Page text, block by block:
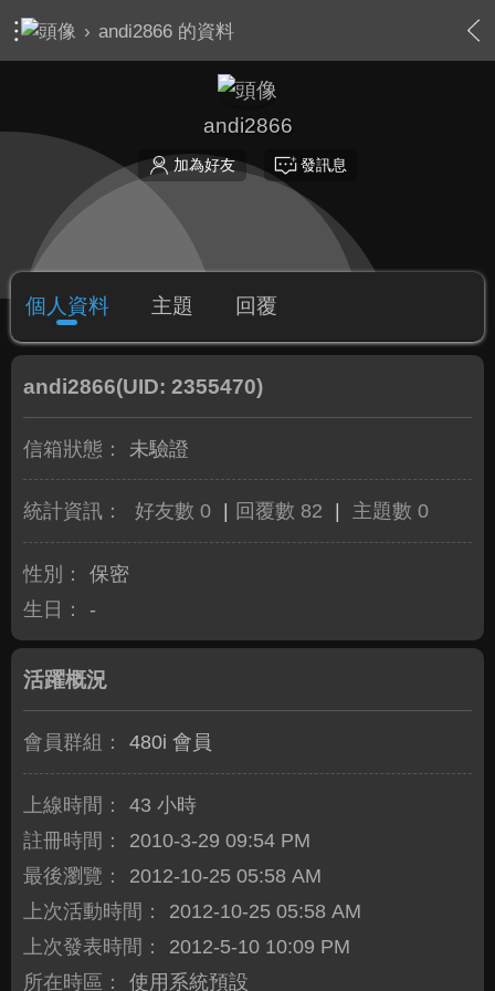
› andi2866 的資料
andi2866
加為好友 發訊息
個人資料 主題 回覆
andi2866(UID: 2355470)
信箱狀態： 未驗證
統計資訊： 好友數 0 回覆數 82 主題數 0
性別：
保密
生日：
-
活躍概況
會員群組： 480i 會員
上線時間：
43 小時
註冊時間：
2010-3-29 09:54 PM
最後瀏覽：
2012-10-25 05:58 AM
上次活動時間：
2012-10-25 05:58 AM
上次發表時間：
2012-5-10 10:09 PM
所在時區：
使用系統預設